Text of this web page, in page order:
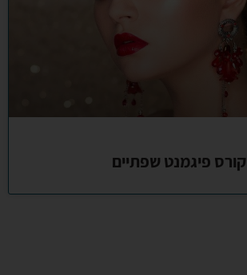
קורס פיגמנט שפתיים